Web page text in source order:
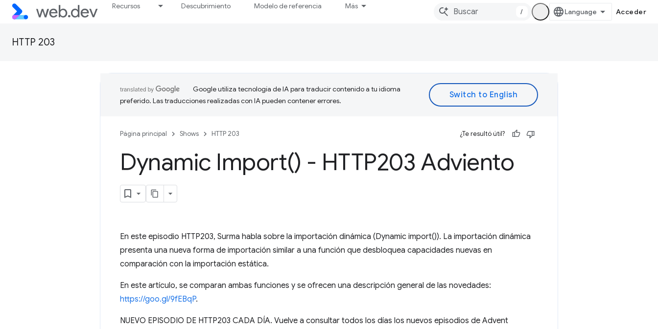
Recursos Descubrimiento Modelo de referencia Más
/ Acceder
HTTP 203
Google utiliza tecnología de IA para traducir contenido a tu idioma
preferido. Las traducciones realizadas con IA pueden contener errores.
Página principal Shows HTTP 203 ¿Te resultó útil?
Dynamic Import() - HTTP203 Adviento
En este episodio HTTP203, Surma habla sobre la importación dinámica (Dynamic import()). La importación dinámica
presenta una nueva forma de importación similar a una función que desbloquea capacidades nuevas en
comparación con la importación estática.
En este artículo, se comparan ambas funciones y se ofrecen una descripción general de las novedades:
https://goo.gl/9fEBqP.
NUEVO EPISODIO DE HTTP203 CADA DÍA. Vuelve a consultar todos los días los nuevos episodios de Advent